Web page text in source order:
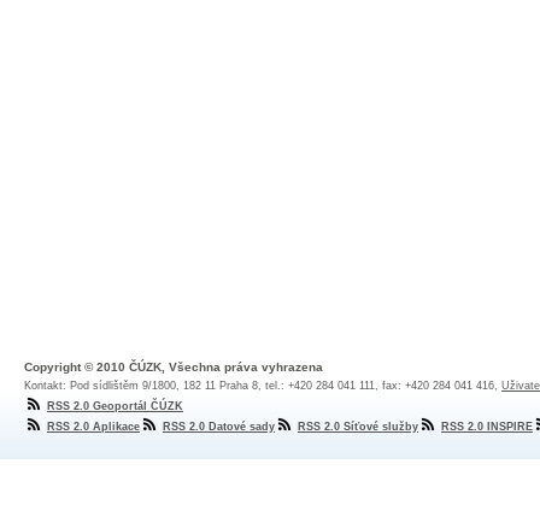
Copyright © 2010 ČÚZK, Všechna práva vyhrazena
Kontakt: Pod sídlištěm 9/1800, 182 11 Praha 8, tel.: +420 284 041 111, fax: +420 284 041 416,
RSS 2.0 Geoportál ČÚZK
RSS 2.0 Aplikace
RSS 2.0 Datové sady RSS 2.0 Síťové služby RSS 2.0 INSPIRE